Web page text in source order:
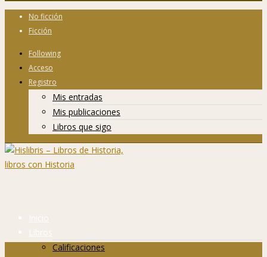
No ficción
Ficción
Following
Acceso
Registro
Mis entradas
Mis publicaciones
Libros que sigo
Inicio
Libros
Calificaciones